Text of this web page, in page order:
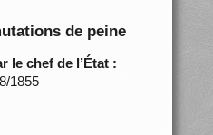
de peine
le chef de l’État :
1855